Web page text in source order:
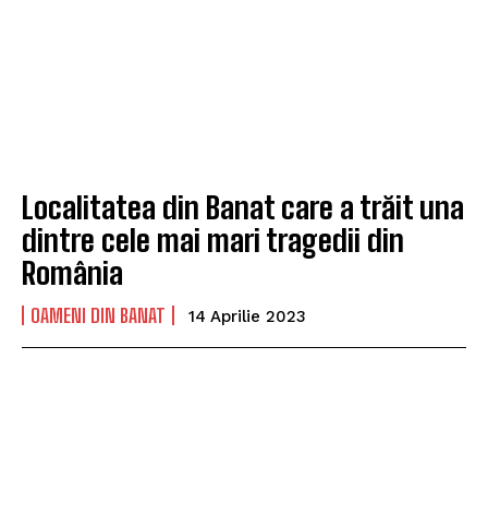
Localitatea din Banat care a trăit una
dintre cele mai mari tragedii din
România
OAMENI DIN BANAT 14 Aprilie 2023